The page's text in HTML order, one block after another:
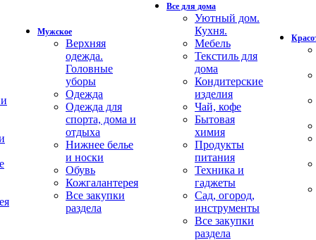
Мужское
Верхняя
одежда.
Головные
уборы
Одежда
Одежда для
спорта, дома и
отдыха
Нижнее белье
и носки
Обувь
Кожгалантерея
Все закупки
раздела
Все для дома
Уютный дом.
Кухня.
Мебель
Текстиль для
дома
Кондитерские
изделия
Чай, кофе
Бытовая
химия
Продукты
питания
Техника и
гаджеты
Сад, огород,
инструменты
Все закупки
раздела